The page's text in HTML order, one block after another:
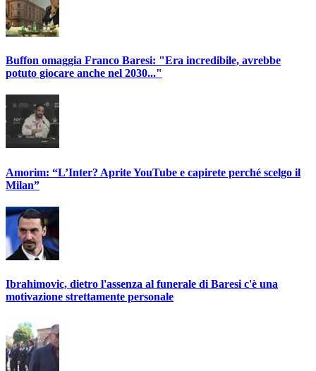
Buffon omaggia Franco Baresi: "Era incredibile, avrebbe
potuto giocare anche nel 2030..."
Amorim: “L’Inter? Aprite YouTube e capirete perché scelgo il
Milan”
Ibrahimovic, dietro l'assenza al funerale di Baresi c'è una
motivazione strettamente personale